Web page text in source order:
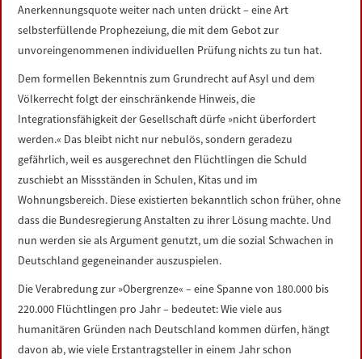
Anerkennungsquote weiter nach unten drückt – eine Art
selbsterfüllende Prophezeiung, die mit dem Gebot zur
unvoreingenommenen individuellen Prüfung nichts zu tun hat.
Dem formellen Bekenntnis zum Grundrecht auf Asyl und dem
Völkerrecht folgt der einschränkende Hinweis, die
Integrationsfähigkeit der Gesellschaft dürfe »nicht überfordert
werden.« Das bleibt nicht nur nebulös, sondern geradezu
gefährlich, weil es ausgerechnet den Flüchtlingen die Schuld
zuschiebt an Missständen in Schulen, Kitas und im
Wohnungsbereich. Diese existierten bekanntlich schon früher, ohne
dass die Bundesregierung Anstalten zu ihrer Lösung machte. Und
nun werden sie als Argument genutzt, um die sozial Schwachen in
Deutschland gegeneinander auszuspielen.
Die Verabredung zur »Obergrenze« – eine Spanne von 180.000 bis
220.000 Flüchtlingen pro Jahr – bedeutet: Wie viele aus
humanitären Gründen nach Deutschland kommen dürfen, hängt
davon ab, wie viele Erstantragsteller in einem Jahr schon